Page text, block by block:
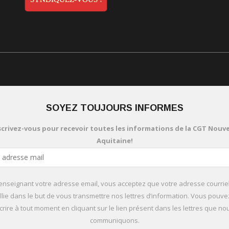
SOYEZ TOUJOURS INFORMES
vous pour recevoir toutes les informations de la CGT
Aquitaine!
votre adresse email, vous acceptez que votre adresse
dans le but de vous transmettre nos lettres d’information. Vous
à tout moment en cliquant sur le lien présent dans les lettres que
communiquons.